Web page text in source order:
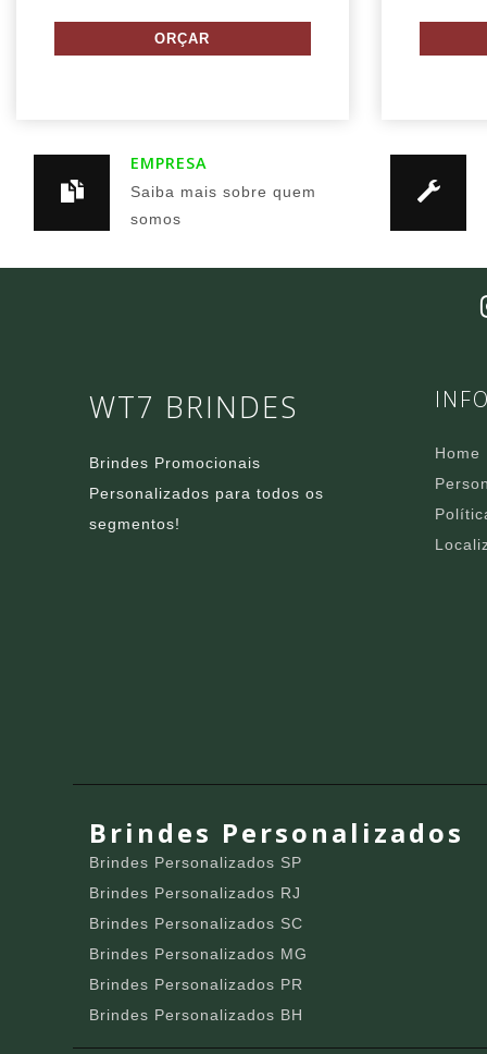
EMPRESA
Saiba mais sobre quem
somos
WT7 BRINDES
Brindes Promocionais
Personalizados para todos os
segmentos!
Home
Brindes Personalizados
Brindes Personalizados SP
Brindes Personalizados RJ
Brindes Personalizados SC
Brindes Personalizados MG
Brindes Personalizados PR
Brindes Personalizados BH